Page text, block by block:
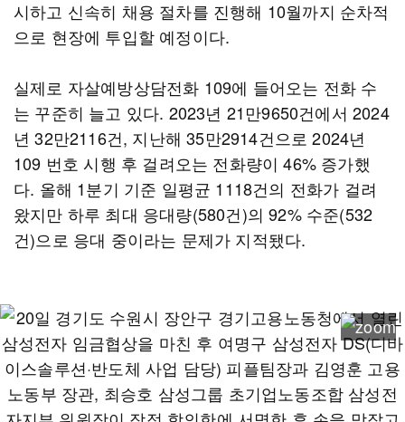
시하고 신속히 채용 절차를 진행해 10월까지 순차적
으로 현장에 투입할 예정이다.
실제로 자살예방상담전화 109에 들어오는 전화 수
는 꾸준히 늘고 있다. 2023년 21만9650건에서 2024
년 32만2116건, 지난해 35만2914건으로 2024년
109 번호 시행 후 걸려오는 전화량이 46% 증가했
다. 올해 1분기 기준 일평균 1118건의 전화가 걸려
왔지만 하루 최대 응대량(580건)의 92% 수준(532
건)으로 응대 중이라는 문제가 지적됐다.